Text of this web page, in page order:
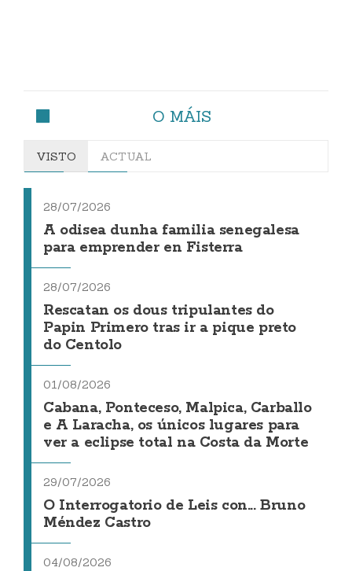
O MÁIS
VISTO ACTUAL
28/07/2026
A odisea dunha familia senegalesa
para emprender en Fisterra
28/07/2026
Rescatan os dous tripulantes do
Papin Primero tras ir a pique preto
do Centolo
01/08/2026
Cabana, Ponteceso, Malpica, Carballo
e A Laracha, os únicos lugares para
ver a eclipse total na Costa da Morte
29/07/2026
O Interrogatorio de Leis con... Bruno
Méndez Castro
04/08/2026